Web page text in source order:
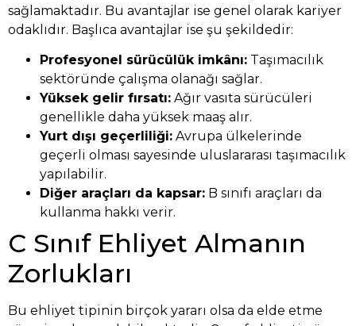
sağlamaktadır. Bu avantajlar ise genel olarak kariyer
odaklıdır. Başlıca avantajlar ise şu şekildedir:
Profesyonel sürücülük imkânı: Taşımacılık
sektöründe çalışma olanağı sağlar.
Yüksek gelir fırsatı: Ağır vasıta sürücüleri
genellikle daha yüksek maaş alır.
Yurt dışı geçerliliği: Avrupa ülkelerinde
geçerli olması sayesinde uluslararası taşımacılık
yapılabilir.
Diğer araçları da kapsar: B sınıfı araçları da
kullanma hakkı verir.
C Sınıf Ehliyet Almanın
Zorlukları
Bu ehliyet tipinin birçok yararı olsa da elde etme